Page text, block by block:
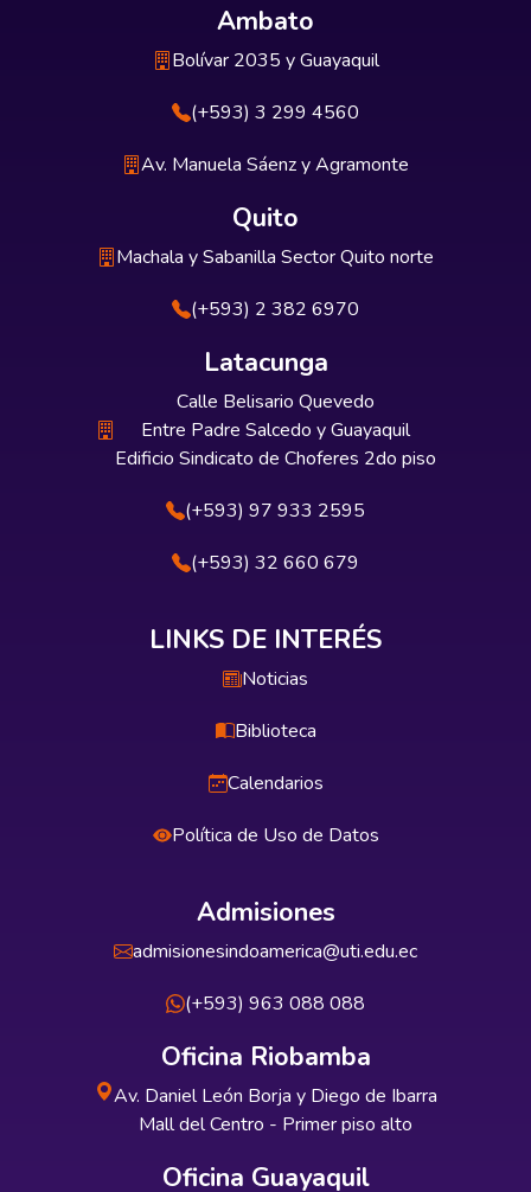
Ambato
Bolívar 2035 y Guayaquil
(+593) 3 299 4560
Av. Manuela Sáenz y Agramonte
Quito
Machala y Sabanilla Sector Quito norte
(+593) 2 382 6970
Latacunga
Calle Belisario Quevedo
Entre Padre Salcedo y Guayaquil
Edificio Sindicato de Choferes 2do piso
(+593) 97 933 2595
(+593) 32 660 679
LINKS DE INTERÉS
Noticias
Biblioteca
Calendarios
Política de Uso de Datos
Admisiones
admisionesindoamerica@uti.edu.ec
(+593) 963 088 088
Oficina Riobamba
Av. Daniel León Borja y Diego de Ibarra
Mall del Centro - Primer piso alto
Oficina Guayaquil